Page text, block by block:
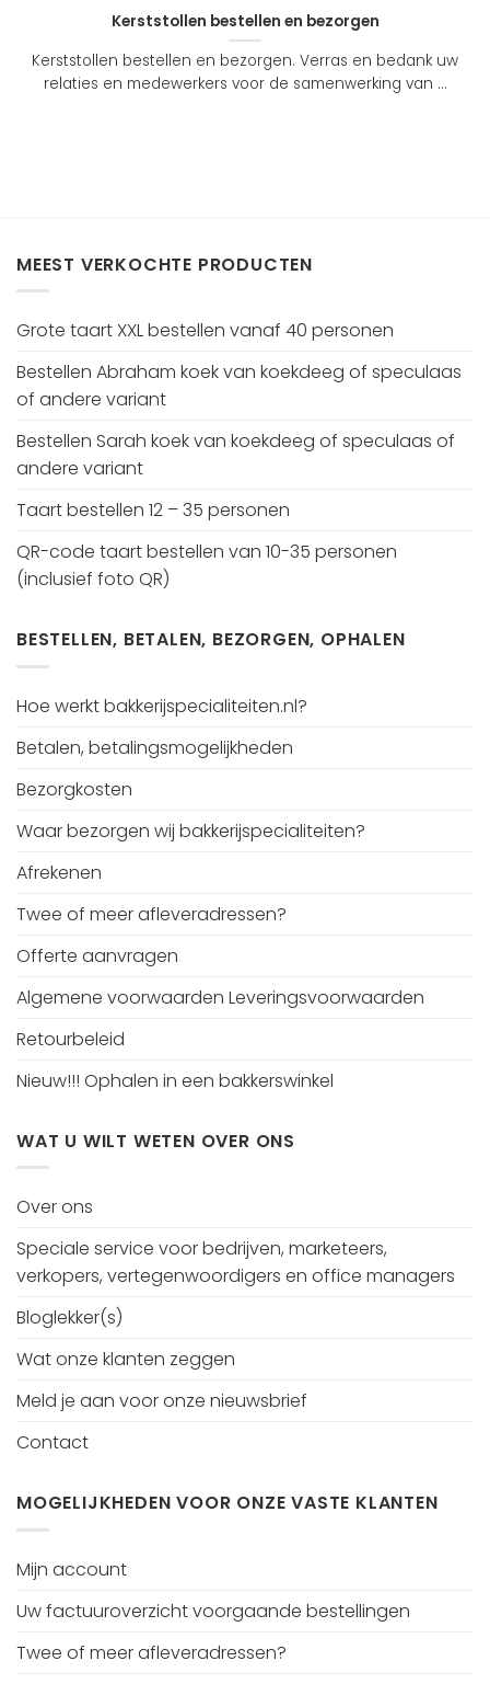
Kerststollen bestellen en bezorgen
Kerststollen bestellen en bezorgen. Verras en bedank uw
relaties en medewerkers voor de samenwerking van ...
MEEST VERKOCHTE PRODUCTEN
Grote taart XXL bestellen vanaf 40 personen
Bestellen Abraham koek van koekdeeg of speculaas
of andere variant
Bestellen Sarah koek van koekdeeg of speculaas of
andere variant
Taart bestellen 12 – 35 personen
QR-code taart bestellen van 10-35 personen
(inclusief foto QR)
BESTELLEN, BETALEN, BEZORGEN, OPHALEN
Hoe werkt bakkerijspecialiteiten.nl?
Betalen, betalingsmogelijkheden
Bezorgkosten
Waar bezorgen wij bakkerijspecialiteiten?
Afrekenen
Twee of meer afleveradressen?
Offerte aanvragen
Algemene voorwaarden Leveringsvoorwaarden
Retourbeleid
Nieuw!!! Ophalen in een bakkerswinkel
WAT U WILT WETEN OVER ONS
Over ons
Speciale service voor bedrijven, marketeers,
verkopers, vertegenwoordigers en office managers
Bloglekker(s)
Wat onze klanten zeggen
Meld je aan voor onze nieuwsbrief
Contact
MOGELIJKHEDEN VOOR ONZE VASTE KLANTEN
Mijn account
Uw factuuroverzicht voorgaande bestellingen
Twee of meer afleveradressen?